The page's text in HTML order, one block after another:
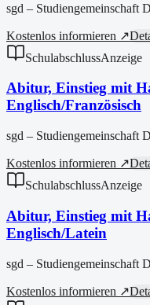
sgd – Studiengemeinschaft
Kostenlos informieren ↗
SchulabschlussAnzeige
Abitur, Einstieg mit
Englisch/Französisch
sgd – Studiengemeinschaft
Kostenlos informieren ↗
SchulabschlussAnzeige
Abitur, Einstieg mit
Englisch/Latein
sgd – Studiengemeinschaft
Kostenlos informieren ↗